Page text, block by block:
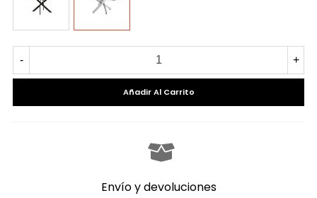
- +
Añadir Al Carrito
Envío y devoluciones